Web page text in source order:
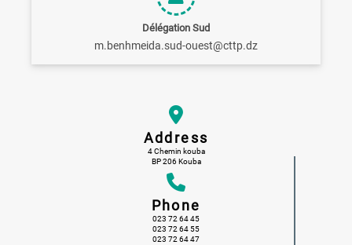
Délégation Sud
m.benhmeida.sud-ouest@cttp.dz
Address
4 Chemin kouba
BP 206 Kouba
Phone
023 72 64 45
023 72 64 55
023 72 64 47